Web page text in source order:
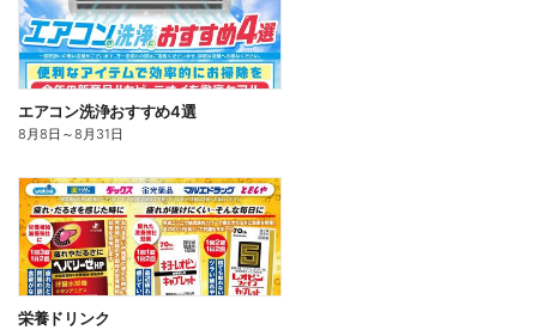
エアコン洗浄おすすめ4選
8月8日 ～8月31日
栄養ドリンク